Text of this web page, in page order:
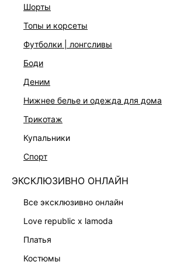
шорты
топы и корсеты
футболки | лонгсливы
боди
деним
нижнее белье и одежда для дома
трикотаж
купальники
спорт
ЭКСКЛЮЗИВНО ОНЛАЙН
все эксклюзивно онлайн
love republic x lamoda
платья
костюмы
Скачать
КАТАЛОГ
КЛИЕНТАМ
ЛИЧНЫЙ КАБИНЕТ